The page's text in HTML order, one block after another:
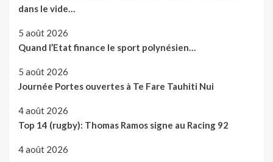
dans le vide…
5 août 2026
Quand l’Etat finance le sport polynésien…
5 août 2026
Journée Portes ouvertes à Te Fare Tauhiti Nui
4 août 2026
Top 14 (rugby): Thomas Ramos signe au Racing 92
4 août 2026